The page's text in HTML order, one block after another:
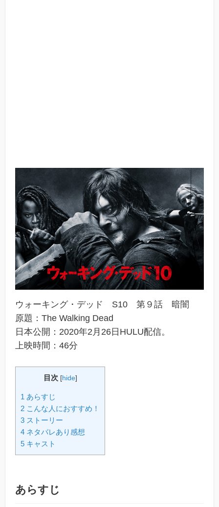
ウォーキング・デッド S10 第９話 暗闇
原題：The Walking Dead
日本公開：2020年2月26日HULU配信。
上映時間：46分
目次 [hide]
1 あらすじ
2 こんな人におすすめ！
3 ストーリー
4 ネタバレあり感想
5 キャスト
あらすじ